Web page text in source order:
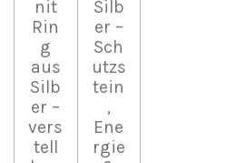
nit
Rin
g
aus
Silb
er –
vers
tell
Silb
er –
Sch
utzs
tein
,
Ene
rgie